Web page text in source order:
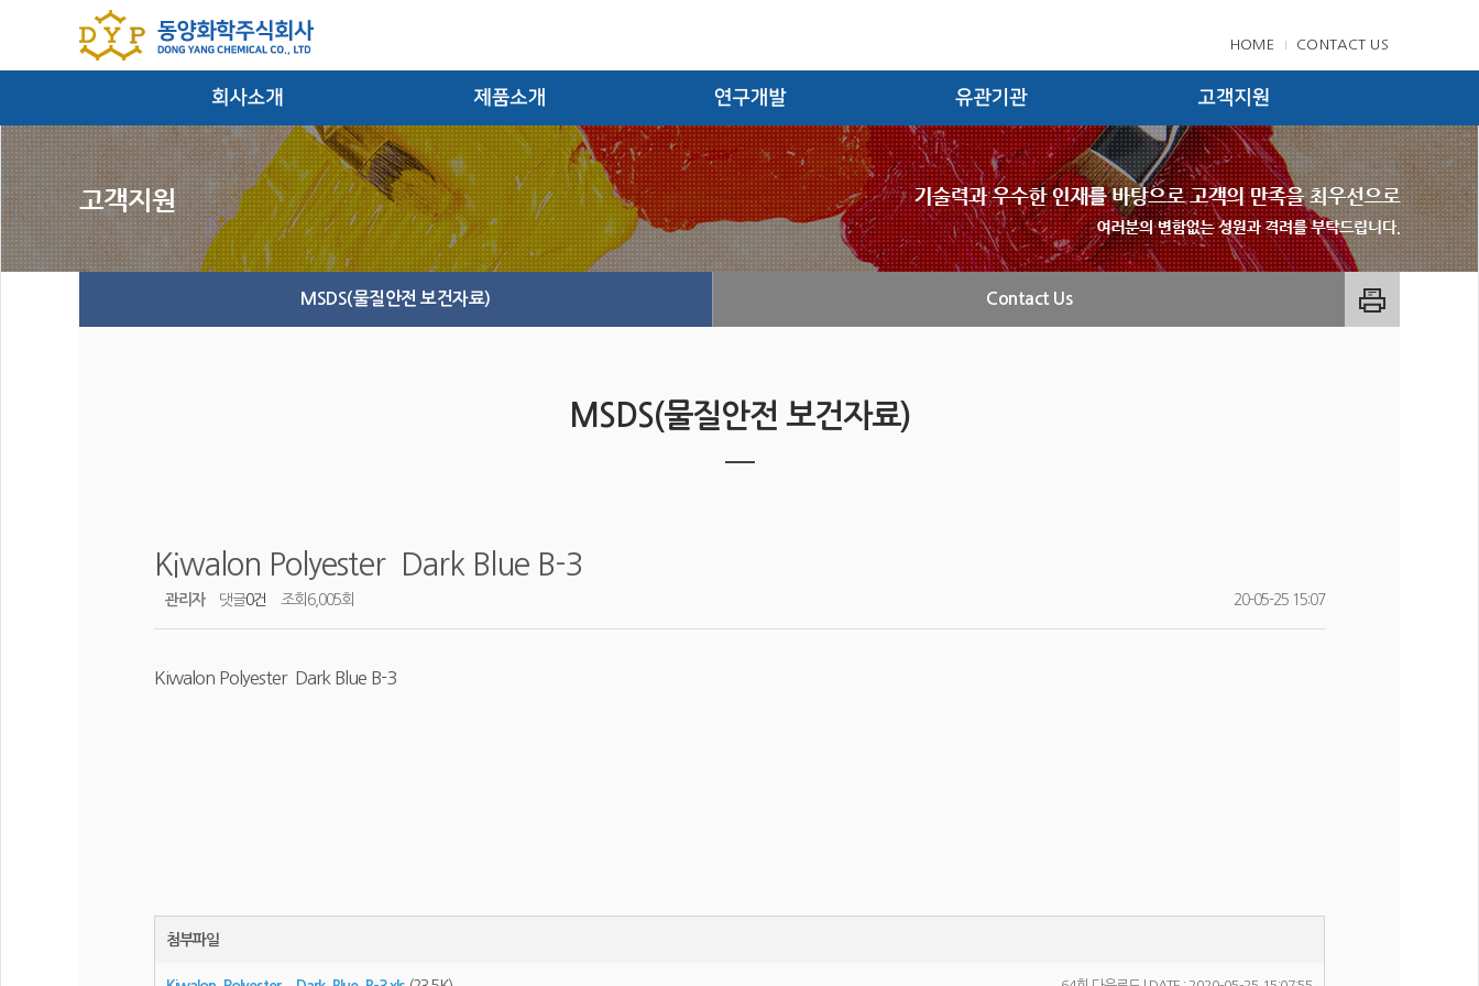
HOME CONTACT US
대표이사인사말
회사연혁
경영방침
찾아오시는 길
염료/안료/반응성 염료
필름
잉크 및 마스티지
연구소 소개
연구소 업무 FLOW
실험실장비현황
양정고등학교
부산진여자고등학교
KIWA CHEM IND.
(Dyestuff Division)
KIWA CHEM IND.
(Film Division)
MSDS(물질안전 보건자료)
Contact us
MSDS(물질안전 보건자료) Contact Us
MSDS(물질안전 보건자료)
Kiwalon Polyester Dark Blue B-3
관리자 댓글0건 조회 6,005회 20-05-25 15:07
Kiwalon Polyester Dark Blue B-3
첨부파일